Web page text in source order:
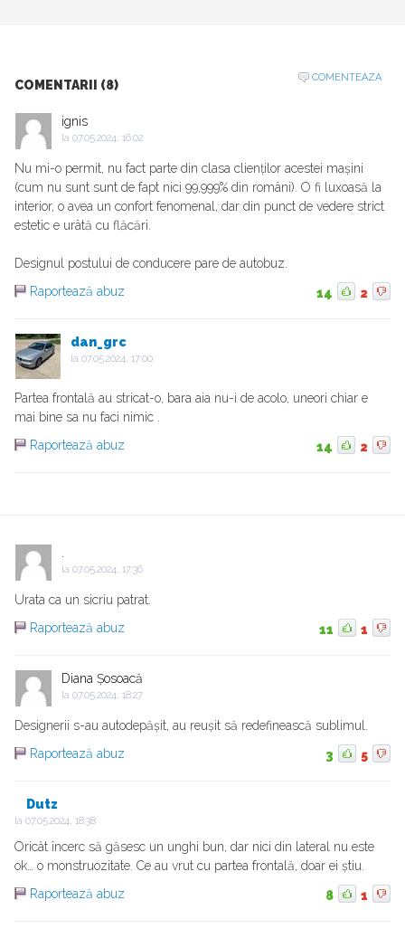
COMENTARII (8)
COMENTEAZA
ignis
la 07.05.2024, 16:02
Nu mi-o permit, nu fact parte din clasa clienților acestei mașini
(cum nu sunt sunt de fapt nici 99,999% din români). O fi luxoasă la
interior, o avea un confort fenomenal, dar din punct de vedere strict
estetic e urâtă cu flăcări.
Designul postului de conducere pare de autobuz.
Raportează abuz
14 2
dan_grc
la 07.05.2024, 17:00
Partea frontală au stricat-o, bara aia nu-i de acolo, uneori chiar e
mai bine sa nu faci nimic .
Raportează abuz
14 2
la 07.05.2024, 17:36
Urata ca un sicriu patrat.
Raportează abuz
11 1
Diana Șosoacă
la 07.05.2024, 18:27
Designerii s-au autodepășit, au reușit să redefinească sublimul.
Raportează abuz
3 5
Dutz
la 07.05.2024, 18:38
Oricât încerc să găsesc un unghi bun, dar nici din lateral nu este
ok… o monstruozitate. Ce au vrut cu partea frontală, doar ei știu.
Raportează abuz
8 1